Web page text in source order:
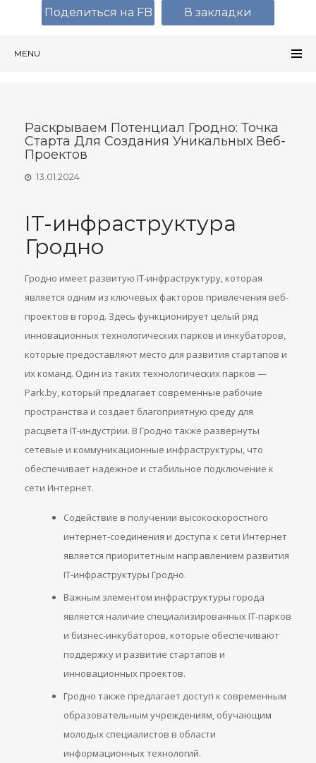
MENU
Раскрываем Потенциал Гродно: Точка
Старта Для Создания Уникальных Веб-
Проектов
13.01.2024
IT-инфраструктура
Гродно
Гродно имеет развитую IT-инфраструктуру, которая
является одним из ключевых факторов привлечения веб-
проектов в город. Здесь функционирует целый ряд
инновационных технологических парков и инкубаторов,
которые предоставляют место для развития стартапов и
их команд. Один из таких технологических парков —
Park.by, который предлагает современные рабочие
пространства и создает благоприятную среду для
расцвета IT-индустрии. В Гродно также развернуты
сетевые и коммуникационные инфраструктуры, что
обеспечивает надежное и стабильное подключение к
сети Интернет.
Содействие в получении высокоскоростного
интернет-соединения и доступа к сети Интернет
является приоритетным направлением развития
IT-инфраструктуры Гродно.
Важным элементом инфраструктуры города
является наличие специализированных IT-парков
и бизнес-инкубаторов, которые обеспечивают
поддержку и развитие стартапов и
инновационных проектов.
Гродно также предлагает доступ к современным
образовательным учреждениям, обучающим
молодых специалистов в области
информационных технологий.
Поделиться на FB В закладки